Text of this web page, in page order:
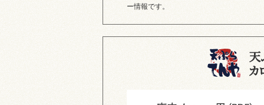
ー情報です。